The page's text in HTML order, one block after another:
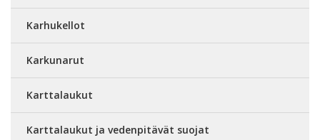
Karhukellot
Karkunarut
Karttalaukut
Karttalaukut ja vedenpitävät suojat